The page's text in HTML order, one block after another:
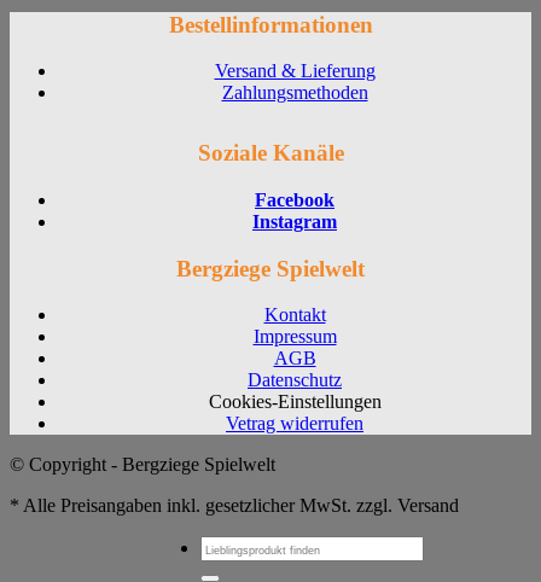
Bestellinformationen
Versand & Lieferung
Zahlungsmethoden
Soziale Kanäle
Facebook
Instagram
Bergziege Spielwelt
Kontakt
Impressum
AGB
Datenschutz
Cookies-Einstellungen
Vetrag widerrufen
© Copyright - Bergziege Spielwelt
* Alle Preisangaben inkl. gesetzlicher MwSt. zzgl. Versand
Suchen